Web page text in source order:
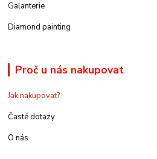
Galanterie
Diamond painting
Proč u nás nakupovat
Jak nakupovat?
Časté dotazy
O nás